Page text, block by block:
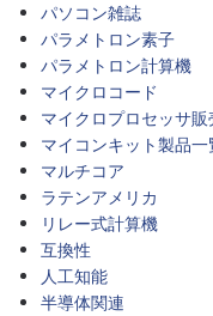
パソコン雑誌
パラメトロン素子
パラメトロン計算機
マイクロコード
マイクロプロセッサ販
マイコンキット製品一
マルチコア
ラテンアメリカ
リレー式計算機
互換性
人工知能
半導体関連